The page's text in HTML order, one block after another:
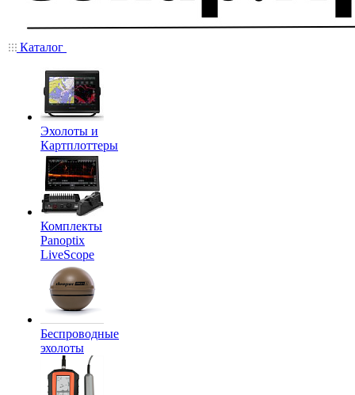
Каталог
Эхолоты и
Картплоттеры
Комплекты
Panoptix
LiveScope
Беспроводные
эхолоты